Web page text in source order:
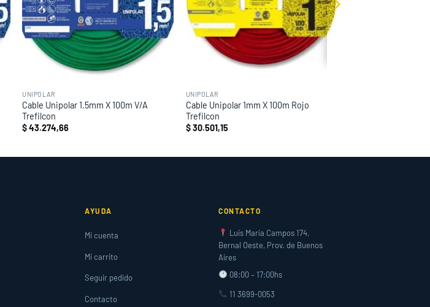
UNIPOLAR
Cable Unipolar 1.5mm X 100m V/A
Trefilcon
$43.274,66
UNIPOLAR
Cable Unipolar 1mm X 100m Rojo
Trefilcon
$30.501,15
AYUDA
Mi cuenta
Mi carrito
Seguir pedido
Contacto
CONTACTO
Luis María Campos 174,
Bernal Oeste, Prov. de Buenos
Aires
08:00 – 17:00hs
11 3699-0053